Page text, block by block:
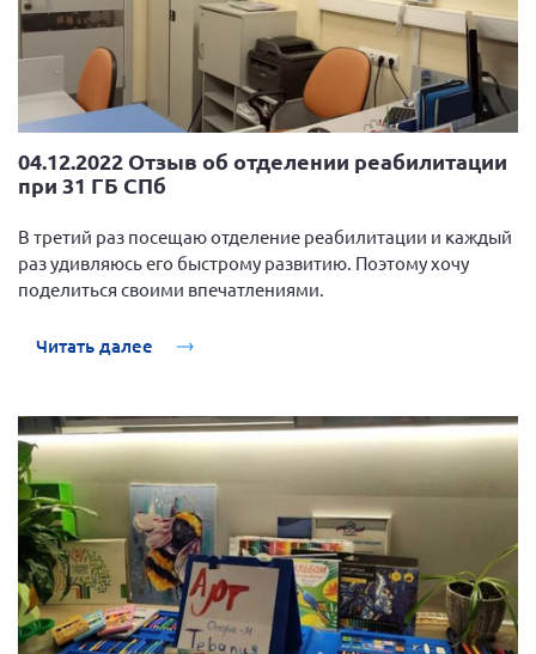
04.12.2022 Отзыв об отделении реабилитации
при 31 ГБ СПб
В третий раз посещаю отделение реабилитации и каждый
раз удивляюсь его быстрому развитию. Поэтому хочу
поделиться своими впечатлениями.
Читать далее